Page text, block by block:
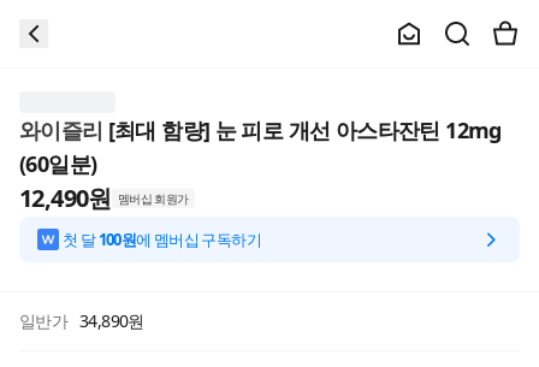
와이즐리 [최대 함량] 눈 피로 개선 아스타잔틴 12mg
(60일분)
12,490원 멤버십 회원가
첫 달100원에 멤버십 구독하기
일반가 34,890원